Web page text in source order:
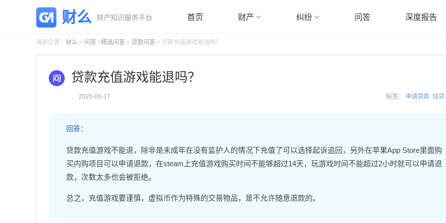
财么 财产知识服务平台 首页 财产 纠纷 问答 深度报告
当前位置： 财么 > 问答 >精选问答 > 贷款问答 > 贷款充值游戏能退吗？
贷款充值游戏能退吗？
标签： 申请贷款 信贷
2020-06-17
回答：
贷款充值游戏不能退，除非是未成年在没有监护人的情况下充值了可以选择起诉追回，另外在苹果App Store里面购
买内购项目可以申请退款，在steam上充值游戏购买时间不能够超过14天，玩游戏时间不能超过2小时就可以申请退
款，次数太多也会被拒绝。
总之，充值游戏要谨慎，虚拟币作为特殊的交易物品，是不允许随意退款的。